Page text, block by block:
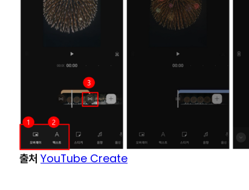
출처 YouTube Create